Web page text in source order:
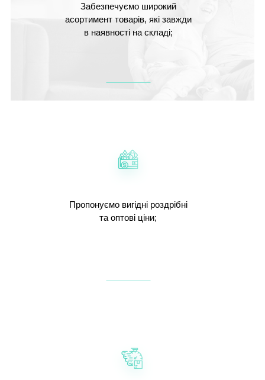
Забезпечуємо широкий
асортимент товарів, які завжди
в наявності на складі;
Пропонуємо вигідні роздрібні
та оптові ціни;